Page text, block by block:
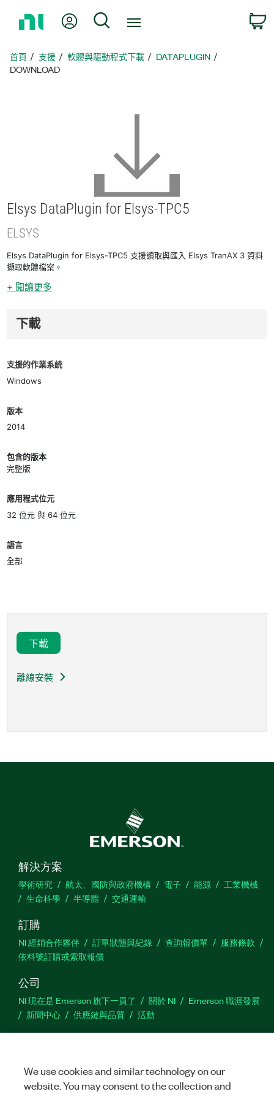
頁
我的帳號 搜尋
首頁 支援 軟體與驅動程式下載
DATAPLUGIN
DOWNLOAD
Elsys DataPlugin for Elsys-TPC5
ELSYS
Elsys DataPlugin for Elsys-TPC5 支援讀取與匯入 Elsys TranAX 3 資料
擷取軟體檔案。
+ 閱讀更多
下載
支援的作業系統
Windows
版本
2014
包含的版本
完整版
應用程式位元
32 位元 與 64 位元
語言
全部
下載
離線安裝
解決方案
學術研究 航太、國防與政府機構 電子 能源
工業機械
生命科學
半導體 交通運輸
訂購
NI 經銷合作夥伴 訂單狀態與紀錄 查詢報價單
服務條款
依料號訂購或索取報價
公司
NI 現在是 Emerson 旗下一員了 關於 NI
Emerson 職涯發展
新聞中心
供應鏈與品質 活動
站建議
We use cookies and similar technology on our
website. You may consent to the collection and